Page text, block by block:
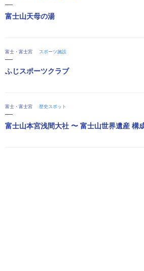
富士山天母の湯
富士・富士宮 スポーツ施設
ふじスポーツクラブ
富士・富士宮 歴史スポット
富士山本宮浅間大社 〜 富士山世界遺産 構